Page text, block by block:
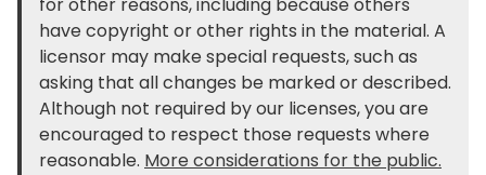
for other reasons, including because others
have copyright or other rights in the material. A
licensor may make special requests, such as
asking that all changes be marked or described.
Although not required by our licenses, you are
encouraged to respect those requests where
reasonable. More considerations for the public.